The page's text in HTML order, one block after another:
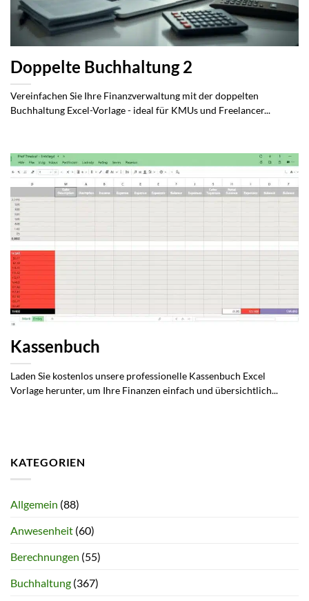
Doppelte Buchhaltung 2
Vereinfachen Sie Ihre Finanzverwaltung mit der doppelten
Buchhaltung Excel-Vorlage - ideal für KMUs und Freelancer...
Kassenbuch
Laden Sie kostenlos unsere professionelle Kassenbuch Excel
Vorlage herunter, um Ihre Finanzen einfach und übersichtlich...
KATEGORIEN
Allgemein (88)
Anwesenheit (60)
Berechnungen (55)
Buchhaltung (367)